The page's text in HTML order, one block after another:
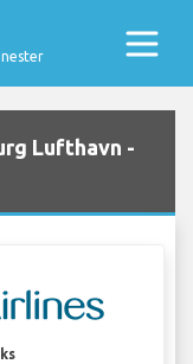
Lufthavn -